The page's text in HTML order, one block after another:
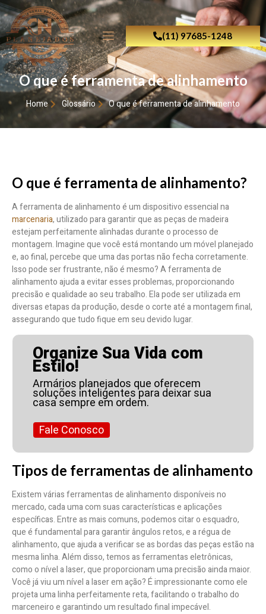
(11) 97685-1248
O que é ferramenta de alinhamento
Home Glossário O que é ferramenta de alinhamento
O que é ferramenta de alinhamento?
A ferramenta de alinhamento é um dispositivo essencial na
marcenaria, utilizado para garantir que as peças de madeira
estejam perfeitamente alinhadas durante o processo de
montagem. Imagine que você está montando um móvel planejado
e, ao final, percebe que uma das portas não fecha corretamente.
Isso pode ser frustrante, não é mesmo? A ferramenta de
alinhamento ajuda a evitar esses problemas, proporcionando
precisão e qualidade ao seu trabalho. Ela pode ser utilizada em
diversas etapas da produção, desde o corte até a montagem final,
assegurando que tudo fique em seu devido lugar.
Organize Sua Vida com
Estilo!
Armários planejados que oferecem
soluções inteligentes para deixar sua
casa sempre em ordem.
Fale Conosco
Tipos de ferramentas de alinhamento
Existem várias ferramentas de alinhamento disponíveis no
mercado, cada uma com suas características e aplicações
específicas. Entre as mais comuns, podemos citar o esquadro,
que é fundamental para garantir ângulos retos, e a régua de
alinhamento, que ajuda a verificar se as bordas das peças estão na
mesma linha. Além disso, temos as ferramentas eletrônicas,
como o nível a laser, que proporcionam uma precisão ainda maior.
Você já viu um nível a laser em ação? É impressionante como ele
projeta uma linha perfeitamente reta, facilitando o trabalho do
marceneiro e garantindo um resultado final impecável.